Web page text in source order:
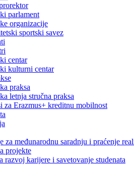
parlament
organizacije
sportski savez
centar
kulturni centar
praksa
letnja stručna praksa
za Erazmus+ kreditnu mobilnost
za međunarodnu saradnju i praćenje
projekte
razvoj karijere i savetovanje studenata